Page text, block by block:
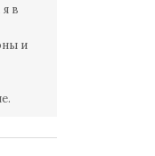
в
и